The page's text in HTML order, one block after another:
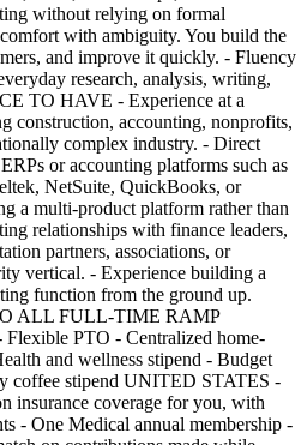
without relying on formal
with ambiguity. You build the
and improve it quickly. - Fluency
research, analysis, writing,
TO HAVE - Experience at a
construction, accounting, nonprofits,
complex industry. - Direct
or accounting platforms such as
NetSuite, QuickBooks, or
a multi-product platform rather than
relationships with finance leaders,
partners, associations, or
vertical. - Experience building a
function from the ground up.
ALL FULL-TIME RAMP
PTO - Centralized home-
and wellness stipend - Budget
coffee stipend UNITED STATES -
insurance coverage for you, with
- One Medical annual membership -